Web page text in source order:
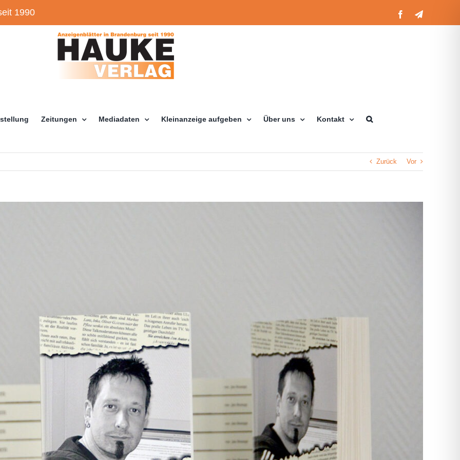
1990 FacebookTelegram
Zeitungen Mediadaten Kleinanzeige aufgeben Über uns Kontakt
Zurück Vor